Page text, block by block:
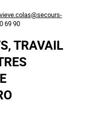
69 90
TRAVAIL